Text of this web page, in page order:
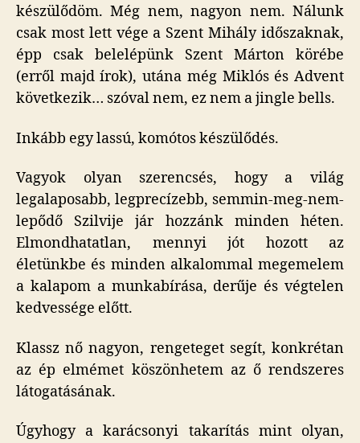
készülődöm. Még nem, nagyon nem. Nálunk
csak most lett vége a Szent Mihály időszaknak,
épp csak belelépünk Szent Márton körébe
(erről majd írok), utána még Miklós és Advent
következik… szóval nem, ez nem a jingle bells.
Inkább egy lassú, komótos készülődés.
Vagyok olyan szerencsés, hogy a világ
legalaposabb, legprecízebb, semmin-meg-nem-
lepődő Szilvije jár hozzánk minden héten.
Elmondhatatlan, mennyi jót hozott az
életünkbe és minden alkalommal megemelem
a kalapom a munkabírása, derűje és végtelen
kedvessége előtt.
Klassz nő nagyon, rengeteget segít, konkrétan
az ép elmémet köszönhetem az ő rendszeres
látogatásának.
Úgyhogy a karácsonyi takarítás mint olyan,